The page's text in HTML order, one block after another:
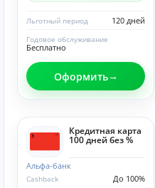
120 дней
Льготный период
Бесплатно
Годовое обслуживание
Оформить
Кредитная карта
100 дней без %
Альфа-банк
До 100%
Cashback